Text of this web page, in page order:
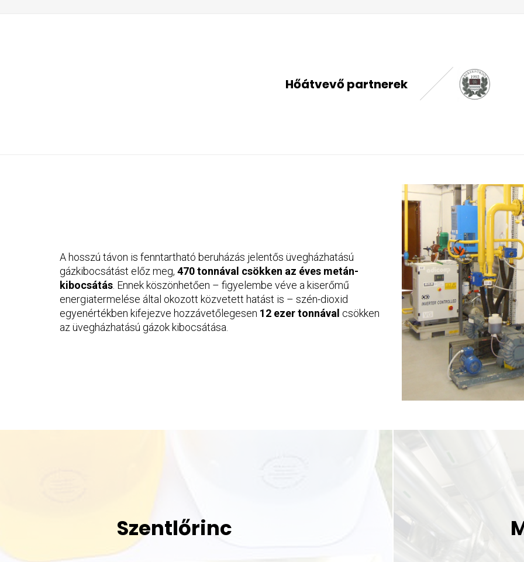
Hőátvevő partnerek
A hosszú távon is fenntartható beruházás jelentős üvegházhatású
gázkibocsátást előz meg, 470 tonnával csökken az éves metán-
kibocsátás. Ennek köszönhetően – figyelembe véve a kiserőmű
energiatermelése által okozott közvetett hatást is – szén-dioxid
egyenértékben kifejezve hozzávetőlegesen 12 ezer tonnával csökken
az üvegházhatású gázok kibocsátása.
Szentlőrinc